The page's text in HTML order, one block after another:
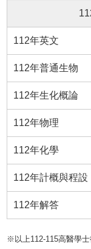
112年英文
112年普通生物
112年生化概論
112年物理
112年化學
112年計概與程設
112年解答
※以上112-115高醫學